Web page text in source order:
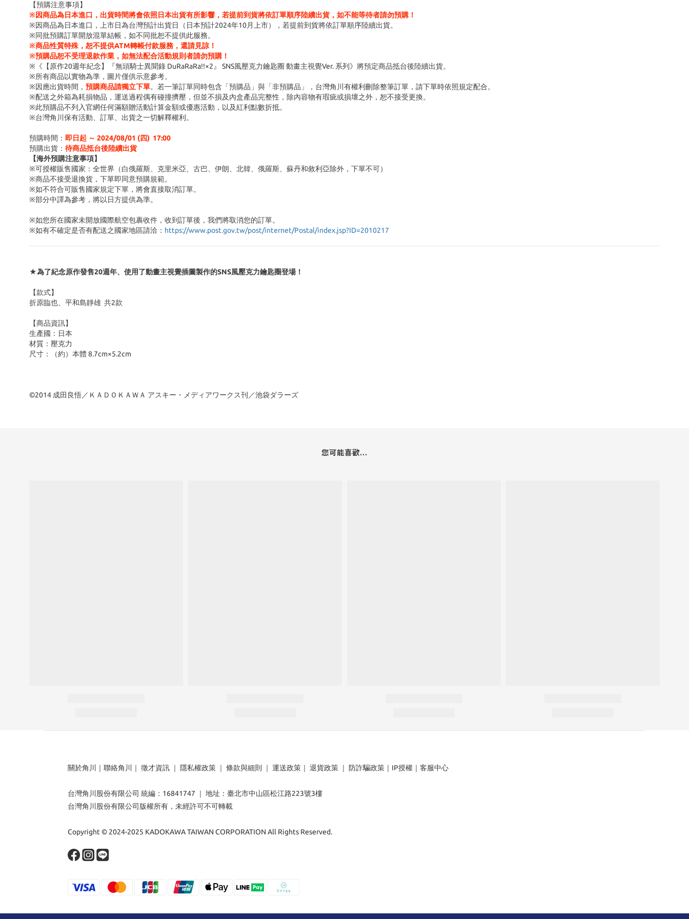
【預購注意事項】
※因商品為日本進口，出貨時間將會依照日本出貨有所影響，若提前到貨將依訂單順序陸續出貨，如不能等待者請勿預購！
※因商品為日本進口，上市日為台灣預計出貨日（日本預計2024年10月上市），若提前到貨將依訂單順序陸續出貨。
※同批預購訂單開放混單結帳，如不同批恕不提供此服務。
※商品性質特殊，恕不提供ATM轉帳付款服務，還請見諒！
※預購品恕不受理退款作業，如無法配合活動規則者請勿預購！
※《【原作20週年紀念】『無頭騎士異聞錄 DuRaRaRa!!×2』 SNS風壓克力鑰匙圈 動畫主視覺Ver. 系列》將預定商品抵台後陸續出貨。
※所有商品以實物為準，圖片僅供示意參考。
※因應出貨時間， 預購商品請獨立下單。若一筆訂單同時包含「預購品」與「非預購品」，台灣角川有權利刪除整筆訂單，請下單時依照規定配合。
※配送之外箱為耗損物品，運送過程偶有碰撞擠壓，但並不損及內盒產品完整性，除內容物有瑕疵或損壞之外，恕不接受更換。
※此預購品不列入官網任何滿額贈活動計算金額或優惠活動，以及紅利點數折抵。
※台灣角川保有活動、訂單、出貨之一切解釋權利。
預購時間： 即日起 ～ 2024/08/01 (四) 17:00
預購出貨： 待商品抵台後陸續出貨
【海外預購注意事項】
※可授權販售國家：全世界（白俄羅斯、克里米亞、古巴、伊朗、北韓、俄羅斯、蘇丹和敘利亞除外，下單不可）
※商品不接受退換貨，下單即同意預購規範。
※如不符合可販售國家規定下單，將會直接取消訂單。
※部分中譯為參考，將以日方提供為準。
※如您所在國家未開放國際航空包裹收件，收到訂單後，我們將取消您的訂單。
※如有不確定是否有配送之國家地區請洽： https://www.post.gov.tw/post/internet/Postal/index.jsp?ID=2010217
★為了紀念原作發售20週年、使用了動畫主視覺插圖製作的SNS風壓克力鑰匙圈登場！
【款式】
折原臨也、平和島靜雄 共2款
【商品資訊】
生產國：日本
材質：壓克力
尺寸：（約）本體 8.7cm×5.2cm
©2014 成田良悟／ＫＡＤＯＫＡＷＡ アスキー・メディアワークス刊／池袋ダラーズ
您可能喜歡...
關於角川 ｜ 聯絡角川 ｜ 徵才資訊 ｜ 隱私權政策 ｜ 條款與細則 ｜ 運送政策 ｜ 退貨政策 ｜ 防詐騙政策 ｜ IP授權 ｜ 客服中心
台灣角川股份有限公司 統編：16841747 ｜ 地址：臺北市中山區松江路223號3樓
台灣角川股份有限公司版權所有，未經許可不可轉載
Copyright © 2024-2025 KADOKAWA TAIWAN CORPORATION All Rights Reserved.